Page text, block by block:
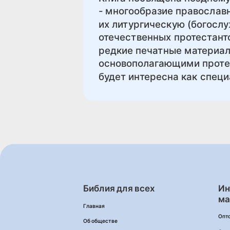
- многообразие
их литургическую
отечественных
редкие печатные
основополагающими
будет интересна как
Библия для всех
Главная
Об обществе